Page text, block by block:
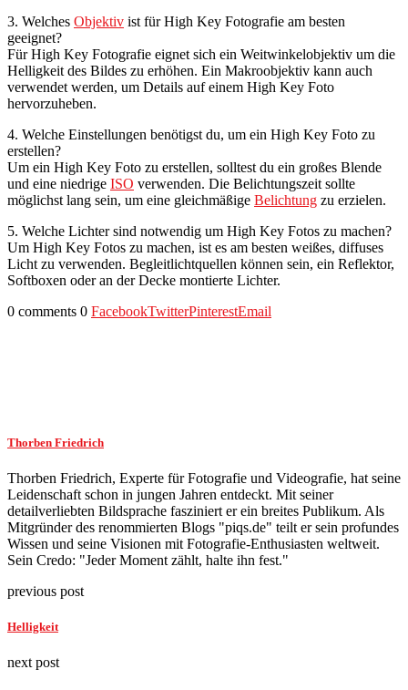
3. Welches Objektiv ist für High Key Fotografie am besten
geeignet?
Für High Key Fotografie eignet sich ein Weitwinkelobjektiv um die
Helligkeit des Bildes zu erhöhen. Ein Makroobjektiv kann auch
verwendet werden, um Details auf einem High Key Foto
hervorzuheben.
4. Welche Einstellungen benötigst du, um ein High Key Foto zu
erstellen?
Um ein High Key Foto zu erstellen, solltest du ein großes Blende
und eine niedrige ISO verwenden. Die Belichtungszeit sollte
möglichst lang sein, um eine gleichmäßige Belichtung zu erzielen.
5. Welche Lichter sind notwendig um High Key Fotos zu machen?
Um High Key Fotos zu machen, ist es am besten weißes, diffuses
Licht zu verwenden. Begleitlichtquellen können sein, ein Reflektor,
Softboxen oder an der Decke montierte Lichter.
0 comments 0 FacebookTwitterPinterestEmail
Thorben Friedrich
Thorben Friedrich, Experte für Fotografie und Videografie, hat seine
Leidenschaft schon in jungen Jahren entdeckt. Mit seiner
detailverliebten Bildsprache fasziniert er ein breites Publikum. Als
Mitgründer des renommierten Blogs "piqs.de" teilt er sein profundes
Wissen und seine Visionen mit Fotografie-Enthusiasten weltweit.
Sein Credo: "Jeder Moment zählt, halte ihn fest."
previous post
Helligkeit
next post